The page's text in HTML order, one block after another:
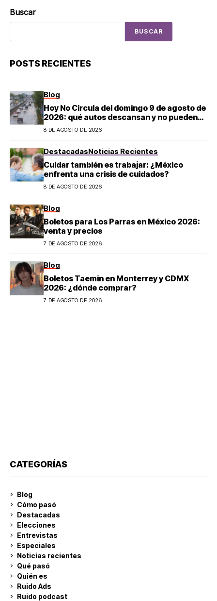
Buscar
BUSCAR
POSTS RECIENTES
Blog
Hoy No Circula del domingo 9 de agosto de
2026: qué autos descansan y no pueden
salir en CDMX y el Estado de México; estos
8 DE AGOSTO DE 2026
DestacadasNoticias Recientes
Cuidar también es trabajar: ¿México
enfrenta una crisis de cuidados?
8 DE AGOSTO DE 2026
Blog
Boletos para Los Parras en México 2026:
venta y precios
7 DE AGOSTO DE 2026
Blog
Boletos Taemin en Monterrey y CDMX
2026: ¿dónde comprar?
7 DE AGOSTO DE 2026
CATEGORÍAS
Blog
Cómo pasó
Destacadas
Elecciones
Entrevistas
Especiales
Noticias recientes
Qué pasó
Quién es
Ruido Ads
Ruido podcast